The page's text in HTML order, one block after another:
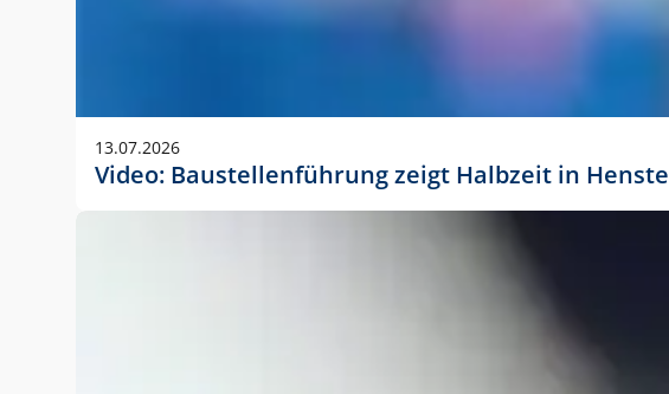
13.07.2026
Video: Baustellenführung zeigt Halbzeit in